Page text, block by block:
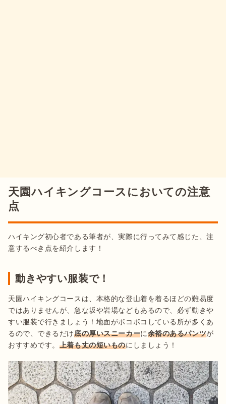
天園ハイキングコースにおいての注意
点
ハイキング初心者である筆者が、実際に行ってみて感じた、注
意するべき点を紹介します！
動きやすい服装で！
天園ハイキングコースは、本格的な登山着を着るほどの難易度
ではありませんが、急な坂や岩場などもあるので、必ず動きや
すい服装で行きましょう！地面がボコボコしている所が多くあ
るので、できるだけ底の厚いスニーカーに余裕のあるパンツが
おすすめです。 上着も丈の短いものにしましょう！